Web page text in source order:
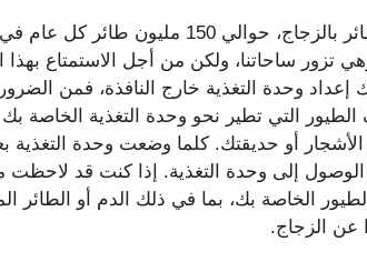
تقتل ضربات النوافذ، التي تحدث عندما يصطدم طائر بالزجاج،
ساحاتنا، ولكن من أجل الاستمتاع بهذا
إعداد وحدة التغذية خارج النافذة، فمن
الطيور التي تطير نحو وحدة التغذية الخاصة بك
أو حديقتك. كلما وضعت وحدة التغذية
الوصول إلى وحدة التغذية. إذا كنت قد
الخاصة بك، بما في ذلك الدم أو الطائر
عن الزجاج.